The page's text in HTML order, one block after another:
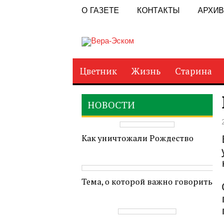
О ГАЗЕТЕ КОНТАКТЫ АРХИВ
Цветник Жизнь Старина
НОВОСТИ
Как уничтожали Рождество
Тема, о которой важно говорить